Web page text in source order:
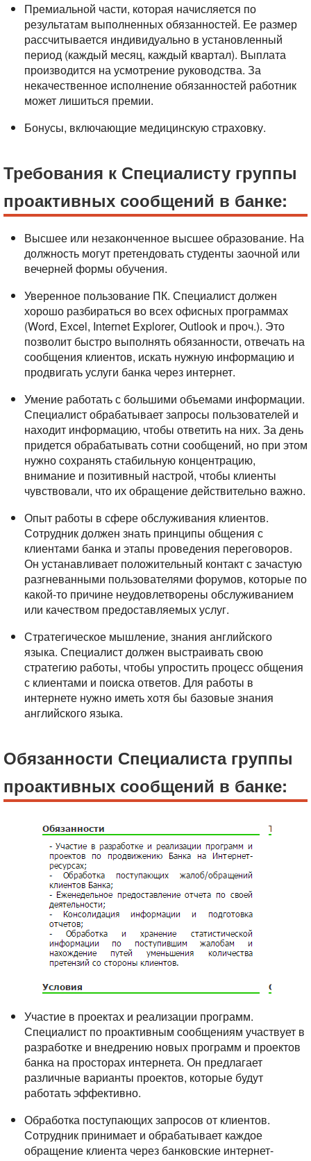
Премиальной части, которая начисляется по
результатам выполненных обязанностей. Ее размер
рассчитывается индивидуально в установленный
период (каждый месяц, каждый квартал). Выплата
производится на усмотрение руководства. За
некачественное исполнение обязанностей работник
может лишиться премии.
Бонусы, включающие медицинскую страховку.
Требования к Специалисту группы
проактивных сообщений в банке:
Высшее или незаконченное высшее образование. На
должность могут претендовать студенты заочной или
вечерней формы обучения.
Уверенное пользование ПК. Специалист должен
хорошо разбираться во всех офисных программах
(Word, Excel, Internet Explorer, Outlook и проч.). Это
позволит быстро выполнять обязанности, отвечать на
сообщения клиентов, искать нужную информацию и
продвигать услуги банка через интернет.
Умение работать с большими объемами информации.
Специалист обрабатывает запросы пользователей и
находит информацию, чтобы ответить на них. За день
придется обрабатывать сотни сообщений, но при этом
нужно сохранять стабильную концентрацию,
внимание и позитивный настрой, чтобы клиенты
чувствовали, что их обращение действительно важно.
Опыт работы в сфере обслуживания клиентов.
Сотрудник должен знать принципы общения с
клиентами банка и этапы проведения переговоров.
Он устанавливает положительный контакт с зачастую
разгневанными пользователями форумов, которые по
какой-то причине неудовлетворены обслуживанием
или качеством предоставляемых услуг.
Стратегическое мышление, знания английского
языка. Специалист должен выстраивать свою
стратегию работы, чтобы упростить процесс общения
с клиентами и поиска ответов. Для работы в
интернете нужно иметь хотя бы базовые знания
английского языка.
Обязанности Специалиста группы
проактивных сообщений в банке:
Участие в проектах и реализации программ.
Специалист по проактивным сообщениям участвует в
разработке и внедрению новых программ и проектов
банка на просторах интернета. Он предлагает
различные варианты проектов, которые будут
работать эффективно.
Обработка поступающих запросов от клиентов.
Сотрудник принимает и обрабатывает каждое
обращение клиента через банковские интернет-